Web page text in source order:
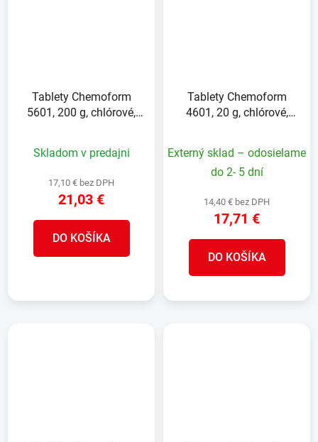
Tablety Chemoform
5601, 200 g, chlórové,
Skladom v predajni
17,10 € bez DPH
21,03 €
DO KOŠÍKA
Tablety Chemoform
4601, 20 g, chlórové,
Externý sklad – odosielame
do 2- 5 dní
14,40 € bez DPH
17,71 €
DO KOŠÍKA